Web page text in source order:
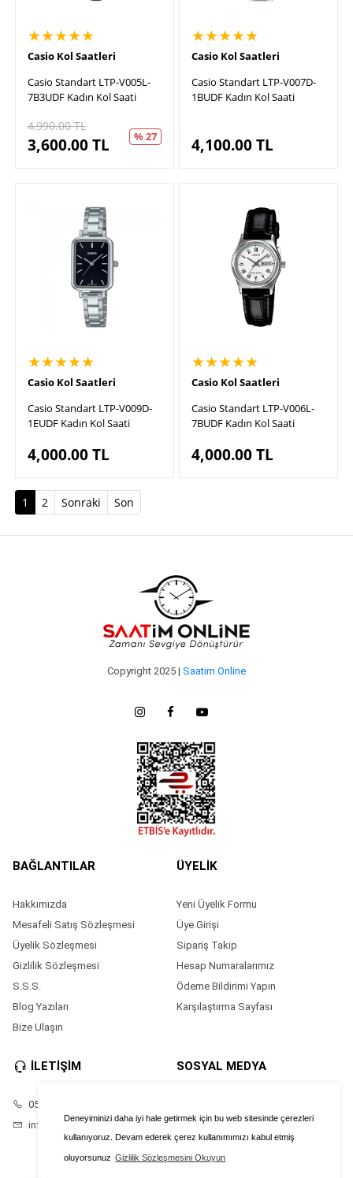
Deneyiminizi daha iyi hale getirmek için bu web sitesinde çerezleri
kullanıyoruz. Devam ederek çerez kullanımımızı kabul etmiş
oluyorsunuz Gizlilik Sözleşmesini Okuyun
★★★★★
Casio Kol Saatleri
Casio Standart LTP-V005L-
7B3UDF Kadın Kol Saati
4,990.00TL
3,600.00TL % 27
★★★★★
Casio Kol Saatleri
Casio Standart LTP-V007D-
1BUDF Kadın Kol Saati
4,100.00TL
★★★★★
Casio Kol Saatleri
Casio Standart LTP-V009D-
1EUDF Kadın Kol Saati
4,000.00TL
★★★★★
Casio Kol Saatleri
Casio Standart LTP-V006L-
7BUDF Kadın Kol Saati
4,000.00TL
1 (current)
2 Sonraki Son
Copyright 2025 | Saatim Online
BAĞLANTILAR
Hakkımızda
Mesafeli Satış Sözleşmesi
Üyelik Sözleşmesi
Gizlilik Sözleşmesi
S.S.S.
Blog Yazıları
Bize Ulaşın
ÜYELİK
Yeni Üyelik Formu
Üye Girişi
Sipariş Takip
Hesap Numaralarımız
Ödeme Bildirimi Yapın
Karşılaştırma Sayfası
İLETİŞİM
05528686874
info@saatimonline.com
SOSYAL MEDYA
Instagram